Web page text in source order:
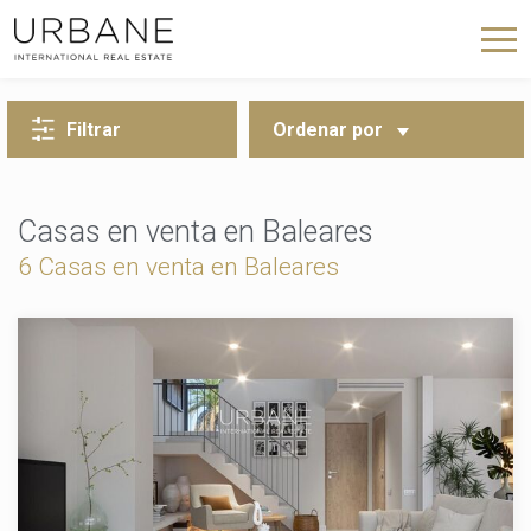
Filtrar Ordenar por
Casas en venta en Baleares
6 Casas en venta en Baleares